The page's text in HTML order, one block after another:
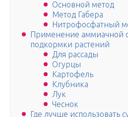
Основной метод
Метод Габера
Нитрофосфатный
Применение аммиачной
подкормки растений
Для рассады
Огурцы
Картофель
Клубника
Лук
Чеснок
Где лучше использовать